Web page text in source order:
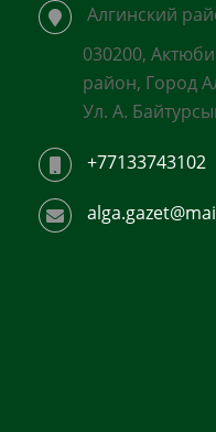
Алгинский
030200,
район, Город
Ул. А.
+77133743102